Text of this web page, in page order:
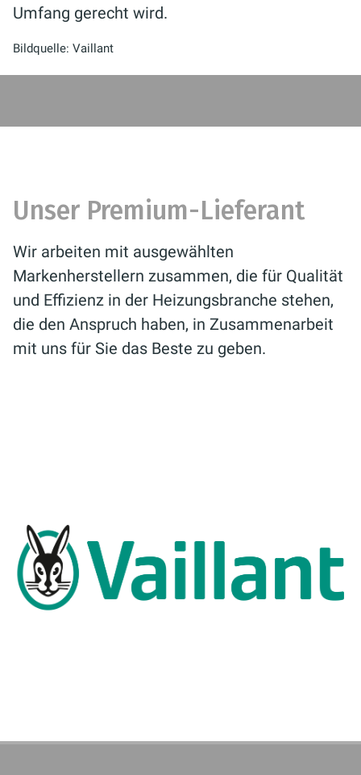
Umfang gerecht wird.
Bildquelle: Vaillant
Unser Premium-Lieferant
Wir arbeiten mit ausgewählten
Markenherstellern zusammen, die für Qualität
und Effizienz in der Heizungsbranche stehen,
die den Anspruch haben, in Zusammenarbeit
mit uns für Sie das Beste zu geben.